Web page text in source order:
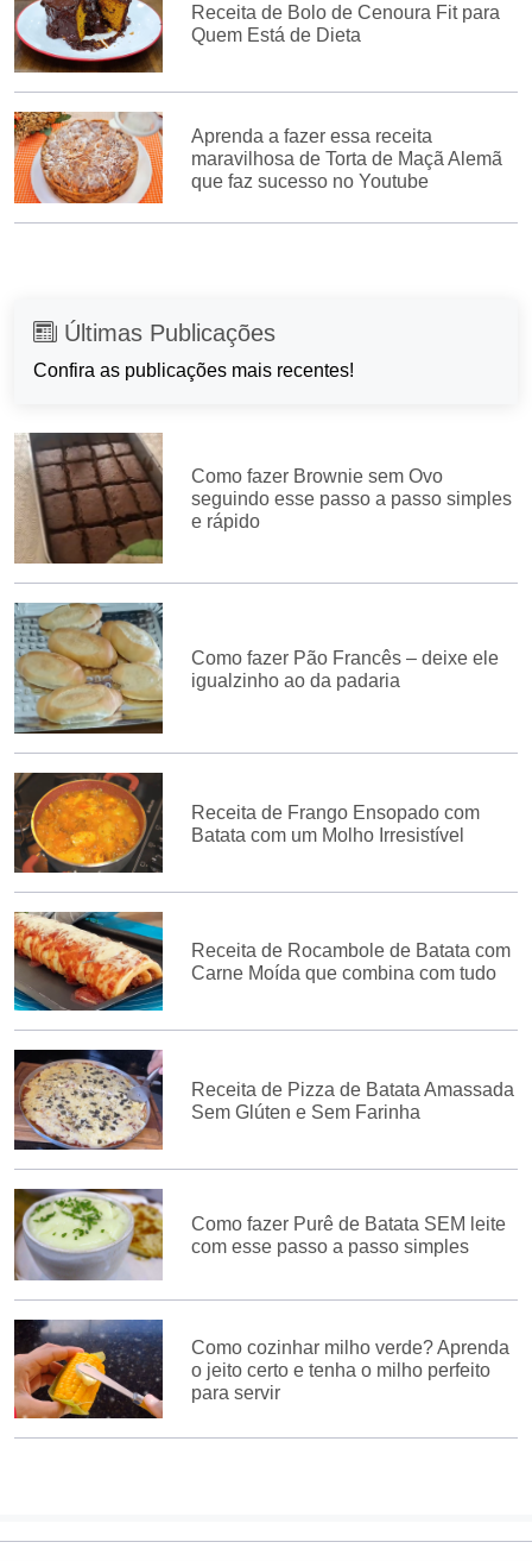
Receita de Bolo de Cenoura Fit para
Quem Está de Dieta
Aprenda a fazer essa receita
maravilhosa de Torta de Maçã Alemã
que faz sucesso no Youtube
Últimas Publicações
Confira as publicações mais recentes!
Como fazer Brownie sem Ovo
seguindo esse passo a passo simples
e rápido
Como fazer Pão Francês – deixe ele
igualzinho ao da padaria
Receita de Frango Ensopado com
Batata com um Molho Irresistível
Receita de Rocambole de Batata com
Carne Moída que combina com tudo
Receita de Pizza de Batata Amassada
Sem Glúten e Sem Farinha
Como fazer Purê de Batata SEM leite
com esse passo a passo simples
Como cozinhar milho verde? Aprenda
o jeito certo e tenha o milho perfeito
para servir